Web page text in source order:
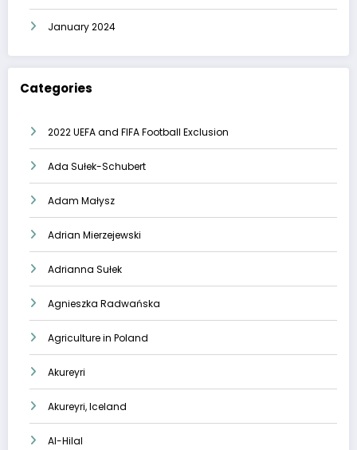
January 2024
Categories
2022 UEFA and FIFA Football Exclusion
Ada Sułek-Schubert
Adam Małysz
Adrian Mierzejewski
Adrianna Sułek
Agnieszka Radwańska
Agriculture in Poland
Akureyri
Akureyri, Iceland
Al-Hilal